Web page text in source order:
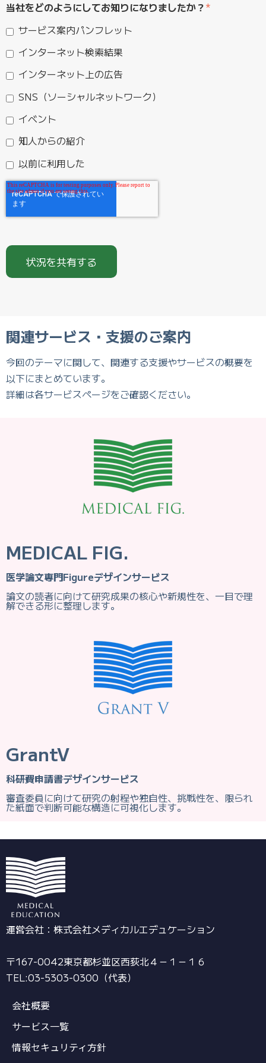
当社をどのようにしてお知りになりましたか？*
サービス案内パンフレット
インターネット検索結果
インターネット上の広告
SNS（ソーシャルネットワーク）
イベント
知人からの紹介
以前に利用した
関連サービス・支援のご案内
今回のテーマに関して、関連する支援やサービスの概要を
以下にまとめています。
詳細は各サービスページをご確認ください。
MEDICAL FIG.
医学論文専門Figureデザインサービス
論文の読者に向けて研究成果の核心や新規性を、一目で理
解できる形に整理します。
GrantV
科研費申請書デザインサービス
審査委員に向けて研究の射程や独自性、挑戦性を、限られ
た紙面で判断可能な構造に可視化します。
運営会社：株式会社メディカルエデュケーション
〒167-0042東京都杉並区西荻北４－１－１６
TEL:03-5303-0300（代表）
会社概要
サービス一覧
情報セキュリティ方針